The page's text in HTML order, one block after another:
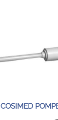
COSIMED